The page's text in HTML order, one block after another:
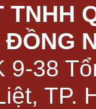
TNHH
9-38
TP.